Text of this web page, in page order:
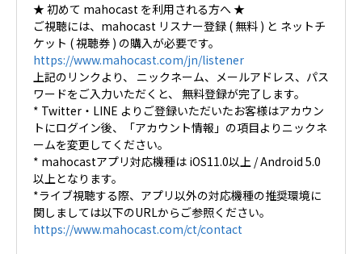
★ 初めて mahocast を利用される方へ ★
ご視聴には、mahocast リスナー登録 ( 無料 ) と ネットチ
ケット ( 視聴券 ) の購入が必要です。
https://www.mahocast.com/jn/listener
上記のリンクより、 ニックネーム、メールアドレス、パス
ワードをご入力いただくと、 無料登録が完了します。
* Twitter・LINE よりご登録いただいたお客様はアカウン
トにログイン後、「アカウント情報」の項目よりニックネ
ームを変更してください。
* mahocastアプリ対応機種は iOS11.0以上 / Android 5.0
以上となります。
*ライブ視聴する際、アプリ以外の対応機種の推奨環境に
関しましては以下のURLからご参照ください。
https://www.mahocast.com/ct/contact